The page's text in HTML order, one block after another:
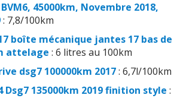
BVM6, 45000km, Novembre 2018,
: 7,8/100km
boîte mécanique jantes 17 bas de
attelage : 6 litres au 100km
dsg7 100000km 2017: 6,7l/100km
Dsg7 135000km 2019 finition style :